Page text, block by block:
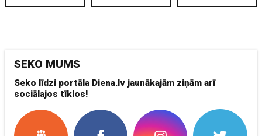
SEKO MUMS
Seko līdzi portāla Diena.lv jaunākajām ziņām arī
sociālajos tīklos!